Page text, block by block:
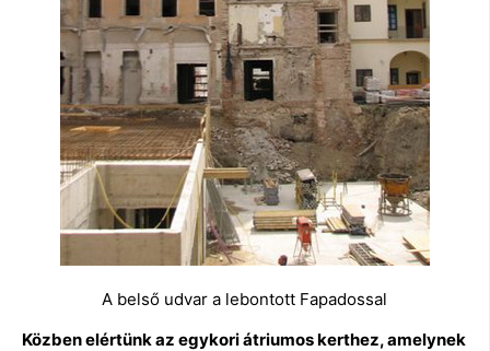
A belső udvar a lebontott Fapadossal
Közben elértünk az egykori átriumos kerthez, amelynek